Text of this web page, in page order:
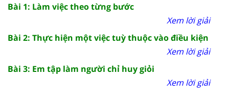
Bài 1: Làm việc theo từng bước
Xem lời giải
Bài 2: Thực hiện một việc tuỳ thuộc vào điều kiện
Xem lời giải
Bài 3: Em tập làm người chỉ huy giỏi
Xem lời giải